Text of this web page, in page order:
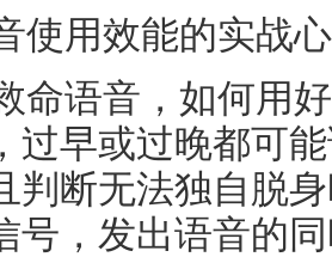
使用效能的实战
命语音，如何用
过早或过晚都可
判断无法独自脱
号，发出语音的